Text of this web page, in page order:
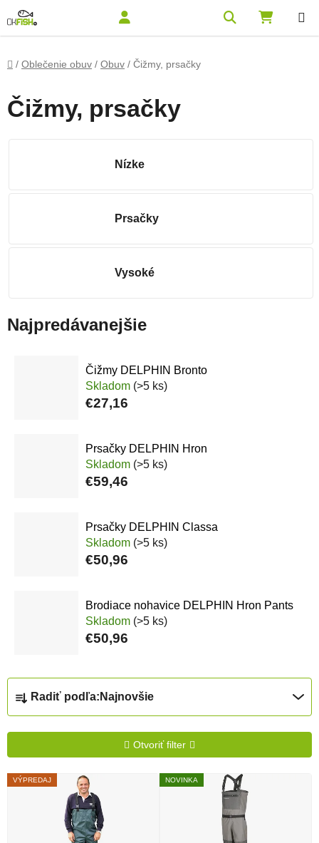
Domov
/ Oblečenie obuv / Obuv / Čižmy, prsačky
Čižmy, prsačky
Nízke
Prsačky
Vysoké
Najpredávanejšie
Čižmy DELPHIN Bronto
Skladom (>5 ks)
€27,16
Prsačky DELPHIN Hron
Skladom (>5 ks)
€59,46
Prsačky DELPHIN Classa
Skladom (>5 ks)
€50,96
Brodiace nohavice DELPHIN Hron Pants
Skladom (>5 ks)
€50,96
Radenie produktov
Radiť podľa: Najnovšie
Otvoriť filter
Výpis produktov
VÝPREDAJ NOVINKA